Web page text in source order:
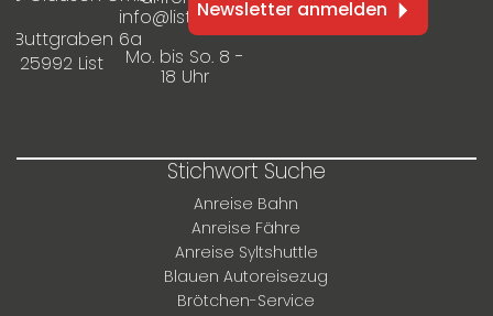
Buttgraben 6a
25992 List
info@listinfo.de
Mo. bis So. 8 -
18 Uhr
Newsletter anmelden
Stichwort Suche
Anreise Bahn
Anreise Fähre
Anreise Syltshuttle
Blauen Autoreisezug
Brötchen-Service